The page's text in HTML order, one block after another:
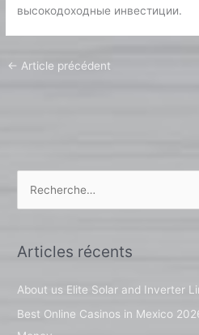
высокодоходные инвестиции.
← Article précédent
hArticles récents
About us Elite Solar and Inverter
Best Online Casinos in Mexico